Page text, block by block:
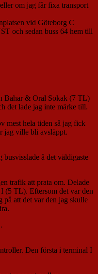
om jag får fixa transport
vid Göteborg C
och sedan buss 64 hem till
Bahar & Oral Sokak (7 TL)
det lade jag inte märke till.
mest hela tiden så jag fick
jag ville bli avsläppt.
å det väldigaste
trafik att prata om. Delade
(5 TL). Eftersom det var den
på att det var den jag skulle
Den första i terminal I